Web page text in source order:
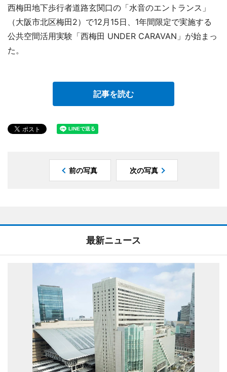
西梅田地下歩行者道路玄関口の「水音のエントランス」
（大阪市北区梅田2）で12月15日、1年間限定で実施する
公共空間活用実験「西梅田 UNDER CARAVAN」が始まっ
た。
記事を読む
前の写真 次の写真
最新ニュース